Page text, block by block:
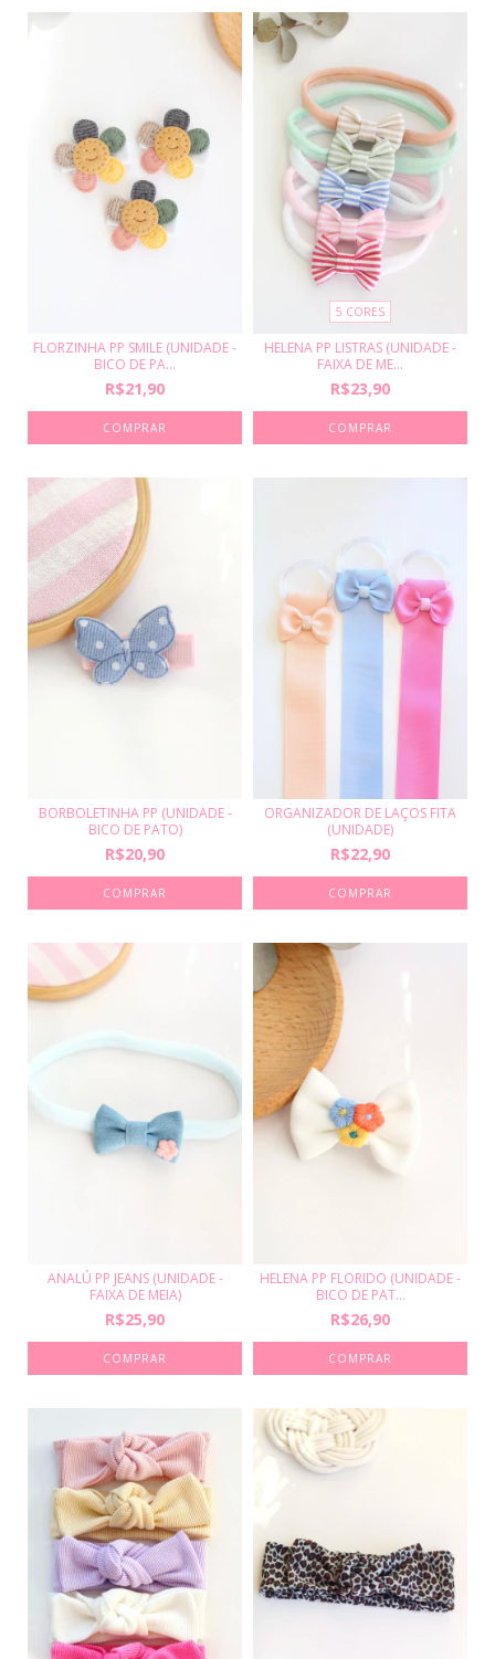
FLORZINHA PP SMILE (UNIDADE -
BICO DE PA...
R$21,90
5 CORES
HELENA PP LISTRAS (UNIDADE -
FAIXA DE ME...
R$23,90
COMPRAR
BORBOLETINHA PP (UNIDADE -
BICO DE PATO)
R$20,90
ORGANIZADOR DE LAÇOS FITA
(UNIDADE)
R$22,90
COMPRAR
ANALÚ PP JEANS (UNIDADE -
FAIXA DE MEIA)
R$25,90
HELENA PP FLORIDO (UNIDADE -
BICO DE PAT...
R$26,90